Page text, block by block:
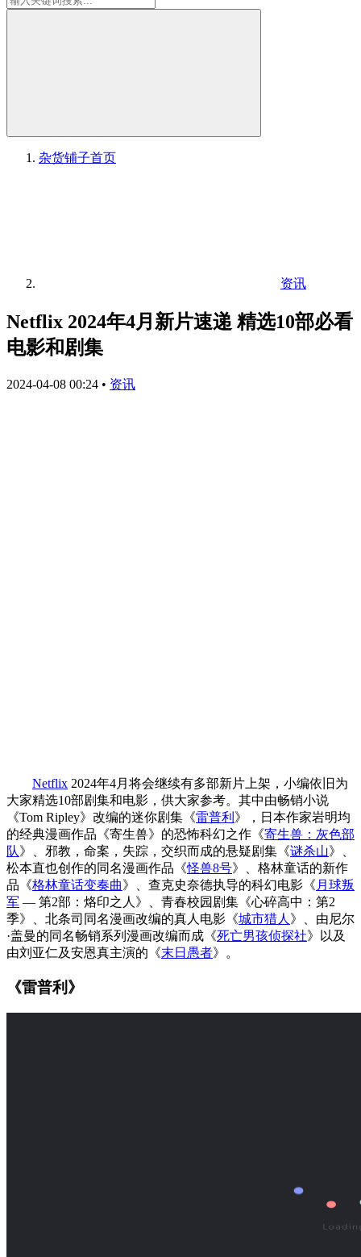
杂货铺子首页
资讯
Netflix 2024年4月新片速递 精选10部必看
电影和剧集
2024-04-08 00:24 • 资讯
Netflix 2024年4月将会继续有多部新片上架，小编依旧为
大家精选10部剧集和电影，供大家参考。其中由畅销小说
《Tom Ripley》改编的迷你剧集《雷普利 》，日本作家岩明均
的经典漫画作品《寄生兽》的恐怖科幻之作《寄生兽：灰色部
队》、邪教，命案，失踪，交织而成的悬疑剧集《谜杀山》、
松本直也创作的同名漫画作品《怪兽8号》、格林童话的新作
品《格林童话变奏曲》、查克史奈德执导的科幻电影《 月球叛
军 — 第2部：烙印之人》、青春校园剧集《心碎高中：第2
季》、北条司同名漫画改编的真人电影《城市猎人 》、由尼尔
·盖曼的同名畅销系列漫画改编而成《死亡男孩侦探社》以及
由刘亚仁及安恩真主演的《末日愚者》。
《雷普利》